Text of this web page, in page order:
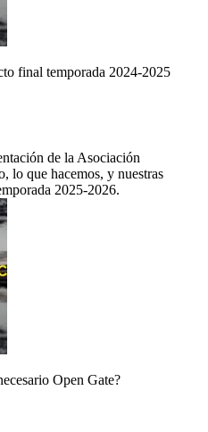
final temporada 2024-2025
de la Asociación
lo que hacemos, y nuestras
2025-2026.
Open Gate?